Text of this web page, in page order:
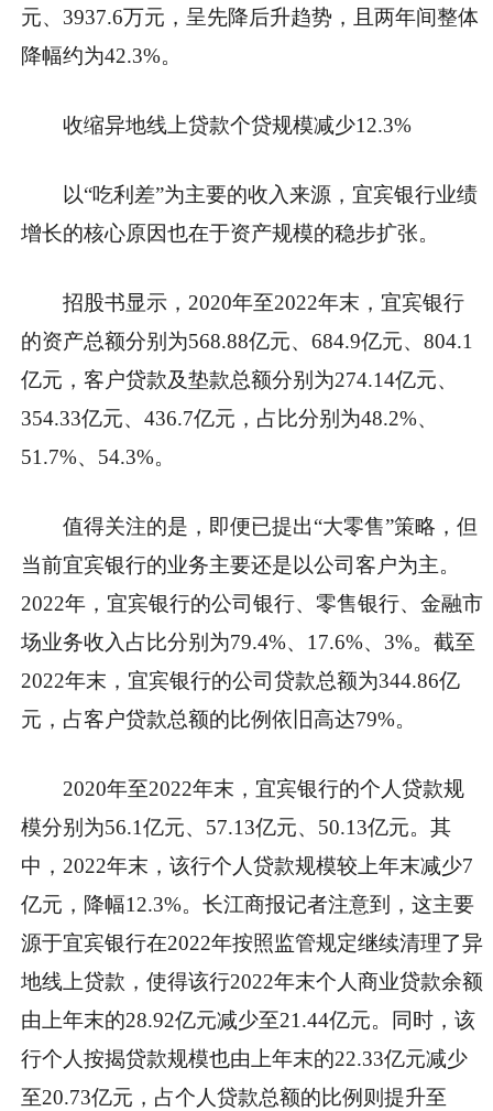
元、3937.6万元，呈先降后升趋势，且两年间整体
降幅约为42.3%。
收缩异地线上贷款个贷规模减少12.3%
以“吃利差”为主要的收入来源，宜宾银行业绩
增长的核心原因也在于资产规模的稳步扩张。
招股书显示，2020年至2022年末，宜宾银行
的资产总额分别为568.88亿元、684.9亿元、804.1
亿元，客户贷款及垫款总额分别为274.14亿元、
354.33亿元、436.7亿元，占比分别为48.2%、
51.7%、54.3%。
值得关注的是，即便已提出“大零售”策略，但
当前宜宾银行的业务主要还是以公司客户为主。
2022年，宜宾银行的公司银行、零售银行、金融市
场业务收入占比分别为79.4%、17.6%、3%。截至
2022年末，宜宾银行的公司贷款总额为344.86亿
元，占客户贷款总额的比例依旧高达79%。
2020年至2022年末，宜宾银行的个人贷款规
模分别为56.1亿元、57.13亿元、50.13亿元。其
中，2022年末，该行个人贷款规模较上年末减少7
亿元，降幅12.3%。长江商报记者注意到，这主要
源于宜宾银行在2022年按照监管规定继续清理了异
地线上贷款，使得该行2022年末个人商业贷款余额
由上年末的28.92亿元减少至21.44亿元。同时，该
行个人按揭贷款规模也由上年末的22.33亿元减少
至20.73亿元，占个人贷款总额的比例则提升至